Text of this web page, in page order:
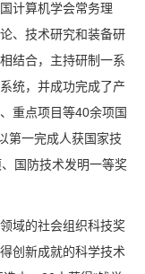
计算机学会常务理
、技术研究和装备研
结合，主持研制一系
统，并成功完成了产
重点项目等40余项国
第一完成人获国家技
国防技术发明一等奖
域的社会组织科技奖
创新成就的科学技术